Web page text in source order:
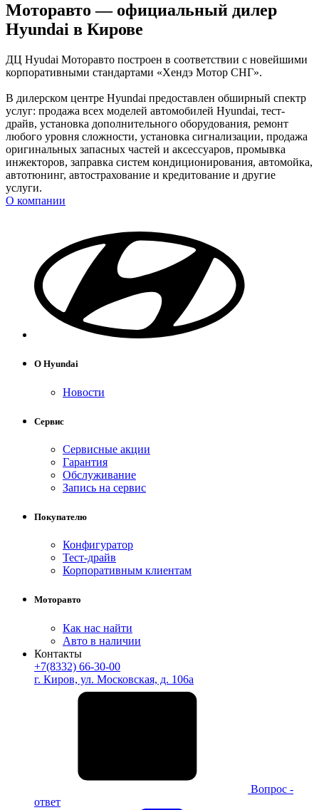
Моторавто — официальный дилер
Hyundai в Кирове
ДЦ Hyudai Моторавто построен в соответствии с новейшими
корпоративными стандартами «Хендэ Мотор СНГ».
В дилерском центре Hyundai предоставлен обширный спектр
услуг: продажа всех моделей автомобилей Hyundai, тест-
драйв, установка дополнительного оборудования, ремонт
любого уровня сложности, установка сигнализации, продажа
оригинальных запасных частей и аксессуаров, промывка
инжекторов, заправка систем кондиционирования, автомойка,
автотюнинг, автострахование и кредитование и другие
услуги.
О компании
О Hyundai
Новости
Сервис
Сервисные акции
Гарантия
Обслуживание
Запись на сервис
Покупателю
Конфигуратор
Тест-драйв
Корпоративным клиентам
Моторавто
Как нас найти
Авто в наличии
Контакты
+7(8332) 66-30-00
г. Киров, ул. Московская, д. 106а
Вопрос -
ответ